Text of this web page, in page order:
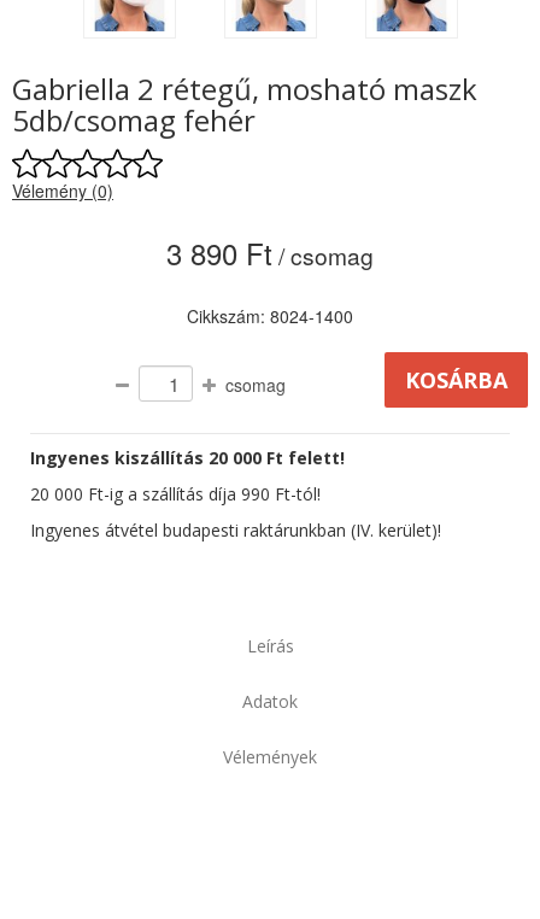
Gabriella 2 rétegű, mosható maszk
5db/csomag fehér
Vélemény (0)
3 890 Ft / csomag
Cikkszám: 8024-1400
csomag
Ingyenes kiszállítás 20 000 Ft felett!
20 000 Ft-ig a szállítás díja 990 Ft-tól!
Ingyenes átvétel budapesti raktárunkban (IV. kerület)!
Leírás
Adatok
Vélemények